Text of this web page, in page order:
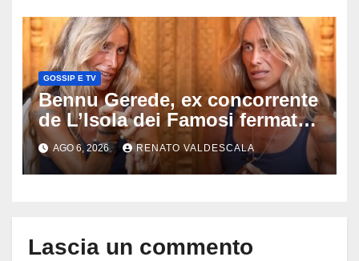
commuove i fan
GOSSIP E TV
Bennu Gerede, ex concorrente
de L’Isola dei Famosi fermata
dopo una diretta: cosa ha
mostrato e perché ora rischia
un processo
AGO 6, 2026 RENATO VALDESCALA
Lascia un commento